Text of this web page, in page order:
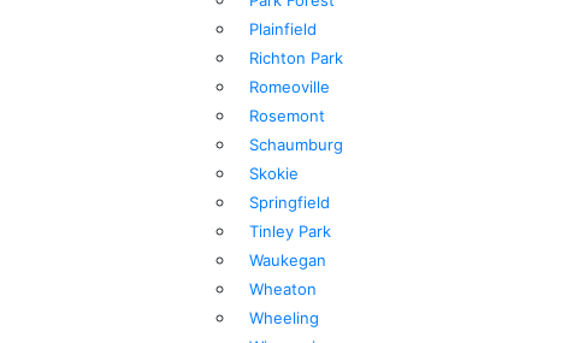
Plainfield
Richton Park
Romeoville
Rosemont
Schaumburg
Skokie
Springfield
Tinley Park
Waukegan
Wheaton
Wheeling